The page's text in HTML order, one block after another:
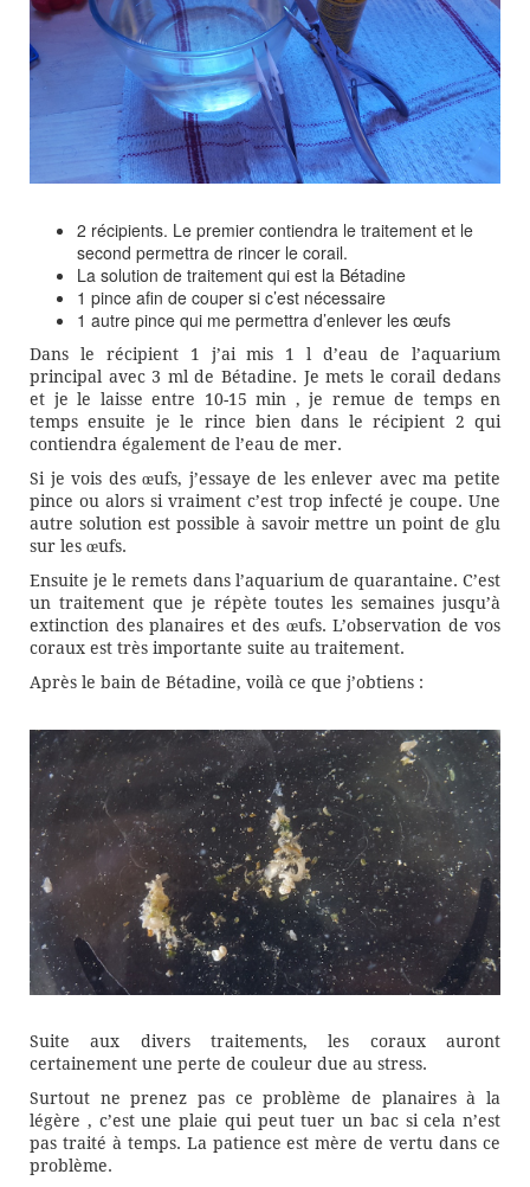
2 récipients. Le premier contiendra le traitement et le
second permettra de rincer le corail.
La solution de traitement qui est la Bétadine
1 pince afin de couper si c’est nécessaire
1 autre pince qui me permettra d’enlever les œufs
Dans le récipient 1 j’ai mis 1 l d’eau de l’aquarium
principal avec 3 ml de Bétadine. Je mets le corail dedans
et je le laisse entre 10-15 min , je remue de temps en
temps ensuite je le rince bien dans le récipient 2 qui
contiendra également de l’eau de mer.
Si je vois des œufs, j’essaye de les enlever avec ma petite
pince ou alors si vraiment c’est trop infecté je coupe. Une
autre solution est possible à savoir mettre un point de glu
sur les œufs.
Ensuite je le remets dans l’aquarium de quarantaine. C’est
un traitement que je répète toutes les semaines jusqu’à
extinction des planaires et des œufs. L’observation de vos
coraux est très importante suite au traitement.
Après le bain de Bétadine, voilà ce que j’obtiens :
Suite aux divers traitements, les coraux auront
certainement une perte de couleur due au stress.
Surtout ne prenez pas ce problème de planaires à la
légère , c’est une plaie qui peut tuer un bac si cela n’est
pas traité à temps. La patience est mère de vertu dans ce
problème.